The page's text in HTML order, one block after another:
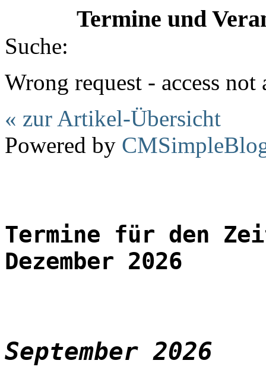
Termine und
Suche:
Wrong request - access not
« zur Artikel-Übersicht
Powered by
Termine für den
Dezember 2026
September 2026